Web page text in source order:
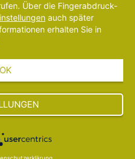
eigenes Lichtlabor
Über die Fingerabdruck-
auch später
erhalten Sie in
OK